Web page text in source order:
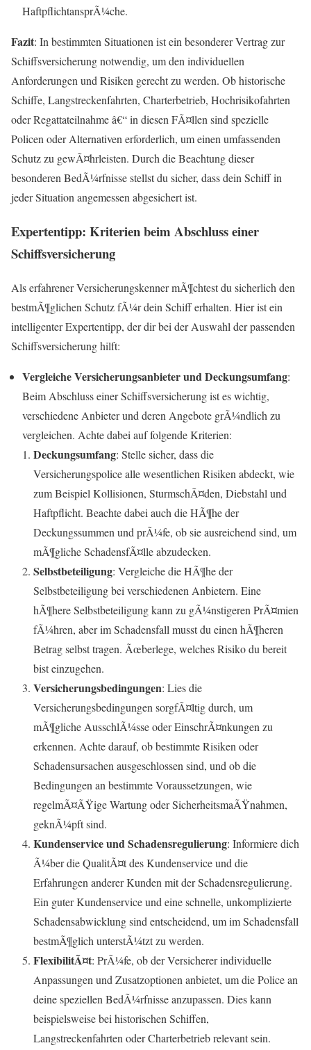
HaftpflichtansprÃ¼che.
Fazit: In bestimmten Situationen ist ein besonderer Vertrag zur
Schiffsversicherung notwendig, um den individuellen
Anforderungen und Risiken gerecht zu werden. Ob historische
Schiffe, Langstreckenfahrten, Charterbetrieb, Hochrisikofahrten
oder Regattateilnahme â€“ in diesen FÃ¤llen sind spezielle
Policen oder Alternativen erforderlich, um einen umfassenden
Schutz zu gewÃ¤hrleisten. Durch die Beachtung dieser
besonderen BedÃ¼rfnisse stellst du sicher, dass dein Schiff in
jeder Situation angemessen abgesichert ist.
Expertentipp: Kriterien beim Abschluss einer
Schiffsversicherung
Als erfahrener Versicherungskenner mÃ¶chtest du sicherlich den
bestmÃ¶glichen Schutz fÃ¼r dein Schiff erhalten. Hier ist ein
intelligenter Expertentipp, der dir bei der Auswahl der passenden
Schiffsversicherung hilft:
Vergleiche Versicherungsanbieter und Deckungsumfang:
Beim Abschluss einer Schiffsversicherung ist es wichtig,
verschiedene Anbieter und deren Angebote grÃ¼ndlich zu
vergleichen. Achte dabei auf folgende Kriterien:
Deckungsumfang: Stelle sicher, dass die
Versicherungspolice alle wesentlichen Risiken abdeckt, wie
zum Beispiel Kollisionen, SturmschÃ¤den, Diebstahl und
Haftpflicht. Beachte dabei auch die HÃ¶he der
Deckungssummen und prÃ¼fe, ob sie ausreichend sind, um
mÃ¶gliche SchadensfÃ¤lle abzudecken.
Selbstbeteiligung: Vergleiche die HÃ¶he der
Selbstbeteiligung bei verschiedenen Anbietern. Eine
hÃ¶here Selbstbeteiligung kann zu gÃ¼nstigeren PrÃ¤mien
fÃ¼hren, aber im Schadensfall musst du einen hÃ¶heren
Betrag selbst tragen. Ãœberlege, welches Risiko du bereit
bist einzugehen.
Versicherungsbedingungen: Lies die
Versicherungsbedingungen sorgfÃ¤ltig durch, um
mÃ¶gliche AusschlÃ¼sse oder EinschrÃ¤nkungen zu
erkennen. Achte darauf, ob bestimmte Risiken oder
Schadensursachen ausgeschlossen sind, und ob die
Bedingungen an bestimmte Voraussetzungen, wie
regelmÃ¤ÃŸige Wartung oder SicherheitsmaÃŸnahmen,
geknÃ¼pft sind.
Kundenservice und Schadensregulierung: Informiere dich
Ã¼ber die QualitÃ¤t des Kundenservice und die
Erfahrungen anderer Kunden mit der Schadensregulierung.
Ein guter Kundenservice und eine schnelle, unkomplizierte
Schadensabwicklung sind entscheidend, um im Schadensfall
bestmÃ¶glich unterstÃ¼tzt zu werden.
FlexibilitÃ¤t: PrÃ¼fe, ob der Versicherer individuelle
Anpassungen und Zusatzoptionen anbietet, um die Police an
deine speziellen BedÃ¼rfnisse anzupassen. Dies kann
beispielsweise bei historischen Schiffen,
Langstreckenfahrten oder Charterbetrieb relevant sein.